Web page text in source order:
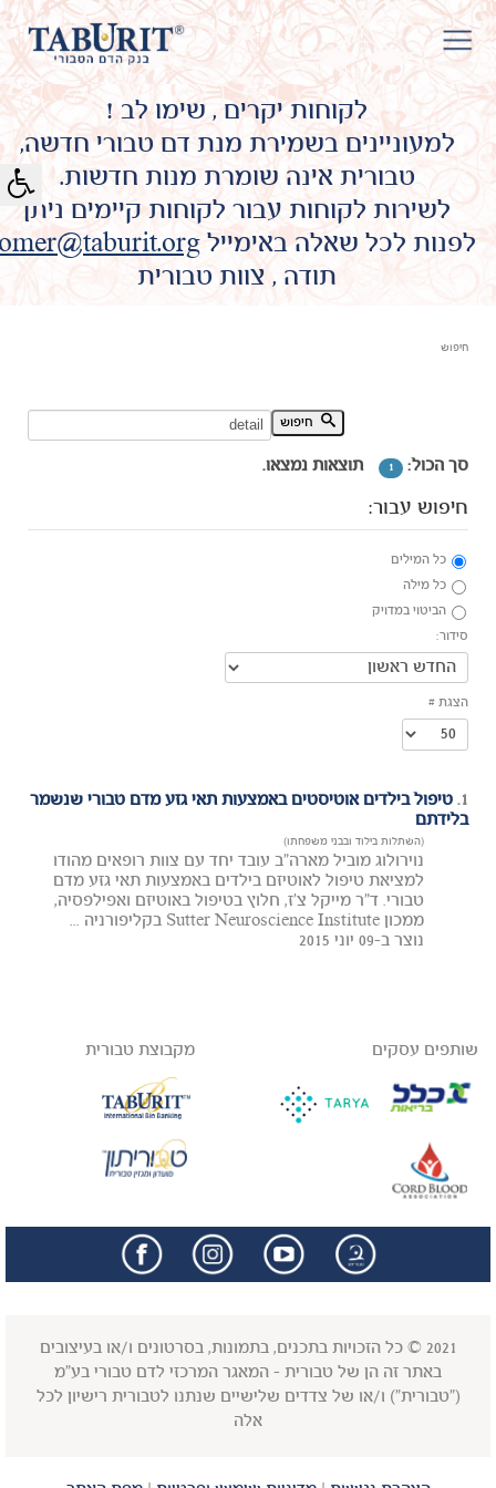
לקוחות יקרים , שימו לב !
למעוניינים בשמירת מנת דם טבורי חדשה,
טבורית אינה שומרת מנות חדשות.
לשירות לקוחות עבור לקוחות קיימים ניתן
לפנות לכל שאלה באימייל
תודה , צוות טבורית
חיפוש
חיפוש מילת מפתח:
סך הכול: 1 תוצאות נמצאו.
חיפוש עבור:
כל המילים
כל מילה
הביטוי במדויק
סידור:
הצגת #
1. טיפול בילדים אוטיסטים באמצעות תאי גזע מדם טבורי שנשמר
בלידתם
(השתלות בילוד ובבני משפחתו)
נוירולוג מוביל מארה"ב עובד יחד עם צוות רופאים מהודו
למציאת טיפול לאוטיזם בילדים באמצעות תאי גזע מדם
טבורי. ד"ר מייקל צ'ז, חלוץ בטיפול באוטיזם ואפילפסיה,
ממכון Sutter Neuroscience Institute בקליפורניה ...
נוצר ב-09 יוני 2015
שותפים עסקים מקבוצת טבורית
2021 © כל הזכויות בתכנים, בתמונות, בסרטונים ו/או בעיצובים
באתר זה הן של טבורית - המאגר המרכזי לדם טבורי בע"מ
("טבורית") ו/או של צדדים שלישיים שנתנו לטבורית רישיון לכל
אלה